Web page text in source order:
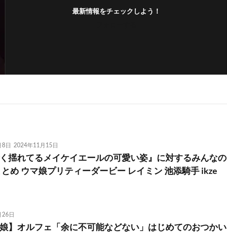
最新情報をチェックしよう！
日 2024年11月15日
く揺れてるメイケイエールの可愛い姿』に対するみんなの
とめ ウマ娘プリティーダービー レイミン 池添騎手 ikze
26日
娘】オルフェ「余に不可能などない」はじめてのおつかい